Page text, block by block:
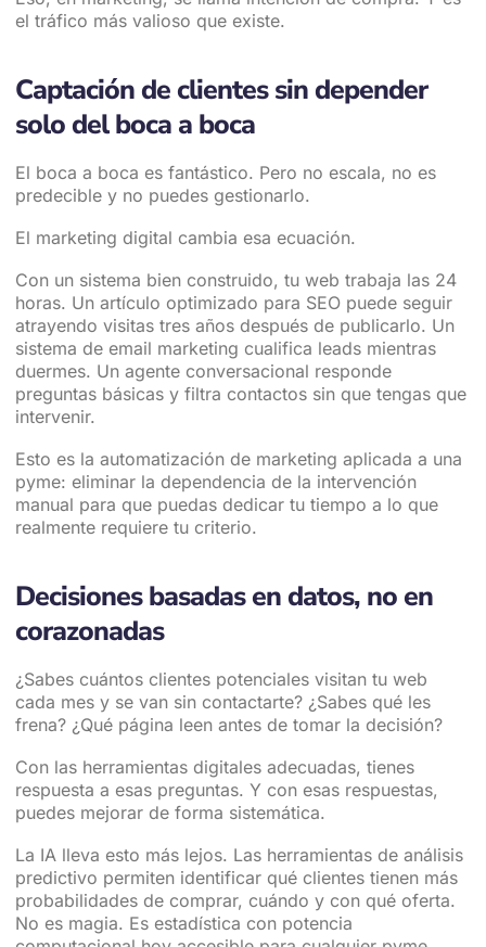
el tráfico más valioso que existe.
Captación de clientes sin depender
solo del boca a boca
El boca a boca es fantástico. Pero no escala, no es
predecible y no puedes gestionarlo.
El marketing digital cambia esa ecuación.
Con un sistema bien construido, tu web trabaja las 24
horas. Un artículo optimizado para SEO puede seguir
atrayendo visitas tres años después de publicarlo. Un
sistema de email marketing cualifica leads mientras
duermes. Un agente conversacional responde
preguntas básicas y filtra contactos sin que tengas que
intervenir.
Esto es la automatización de marketing aplicada a una
pyme: eliminar la dependencia de la intervención
manual para que puedas dedicar tu tiempo a lo que
realmente requiere tu criterio.
Decisiones basadas en datos, no en
corazonadas
¿Sabes cuántos clientes potenciales visitan tu web
cada mes y se van sin contactarte? ¿Sabes qué les
frena? ¿Qué página leen antes de tomar la decisión?
Con las herramientas digitales adecuadas, tienes
respuesta a esas preguntas. Y con esas respuestas,
puedes mejorar de forma sistemática.
La IA lleva esto más lejos. Las herramientas de análisis
predictivo permiten identificar qué clientes tienen más
probabilidades de comprar, cuándo y con qué oferta.
No es magia. Es estadística con potencia